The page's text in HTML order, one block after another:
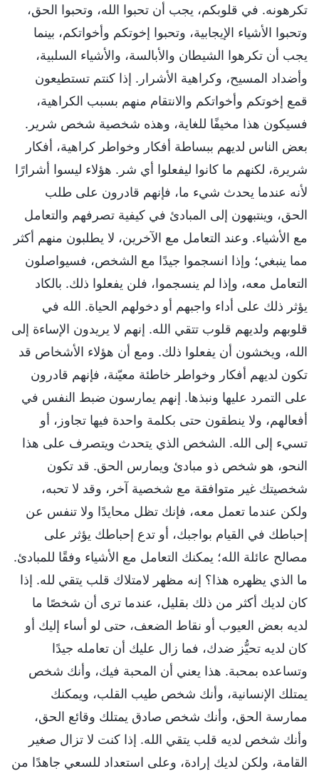
تكرهونه. في قلوبكم، يجب أن تحبوا الله، وتحبوا الحق،
وتحبوا الأشياء الإيجابية، وتحبوا إخوتكم وأخواتكم، بينما
يجب أن تكرهوا الشيطان والأبالسة، والأشياء السلبية،
وأضداد المسيح، وكراهية الأشرار. إذا كنتم تستطيعون
قمع إخوتكم وأخواتكم والانتقام منهم بسبب الكراهية،
فسيكون هذا مخيفًا للغاية، وهذه شخصية شخص شرير.
بعض الناس لديهم ببساطة أفكار وخواطر كراهية، أفكار
شريرة، لكنهم ما كانوا ليفعلوا أي شر. هؤلاء ليسوا أشرارًا
لأنه عندما يحدث شيء ما، فإنهم قادرون على طلب
الحق، وينتبهون إلى المبادئ في كيفية تصرفهم والتعامل
مع الأشياء. وعند التعامل مع الآخرين، لا يطلبون منهم أكثر
مما ينبغي؛ وإذا انسجموا جيدًا مع الشخص، فسيواصلون
التعامل معه، وإذا لم ينسجموا، فلن يفعلوا ذلك. بالكاد
يؤثر ذلك على أداء واجبهم أو دخولهم الحياة. الله في
قلوبهم ولديهم قلوب تتقي الله. إنهم لا يريدون الإساءة إلى
الله، ويخشون أن يفعلوا ذلك. ومع أن هؤلاء الأشخاص قد
تكون لديهم أفكار وخواطر خاطئة معيّنة، فإنهم قادرون
على التمرد عليها ونبذها. إنهم يمارسون ضبط النفس في
أفعالهم، ولا ينطقون حتى بكلمة واحدة فيها تجاوز، أو
تسيء إلى الله. الشخص الذي يتحدث ويتصرف على هذا
النحو، هو شخص ذو مبادئ ويمارس الحق. قد تكون
شخصيتك غير متوافقة مع شخصية آخر، وقد لا تحبه،
ولكن عندما تعمل معه، فإنك تظل محايدًا ولا تنفس عن
إحباطك في القيام بواجبك، أو تدع إحباطك يؤثر على
مصالح عائلة الله؛ يمكنك التعامل مع الأشياء وفقًا للمبادئ.
ما الذي يظهره هذا؟ إنه مظهر لامتلاك قلب يتقي لله. إذا
كان لديك أكثر من ذلك بقليل، عندما ترى أن شخصًا ما
لديه بعض العيوب أو نقاط الضعف، حتى لو أساء إليك أو
كان لديه تحيُّز ضدك، فما زال عليك أن تعامله جيدًا
وتساعده بمحبة. هذا يعني أن المحبة فيك، وأنك شخص
يمتلك الإنسانية، وأنك شخص طيب القلب، ويمكنك
ممارسة الحق، وأنك شخص صادق يمتلك وقائع الحق،
وأنك شخص لديه قلب يتقي الله. إذا كنت لا تزال صغير
القامة، ولكن لديك إرادة، وعلى استعداد للسعي جاهدًا من